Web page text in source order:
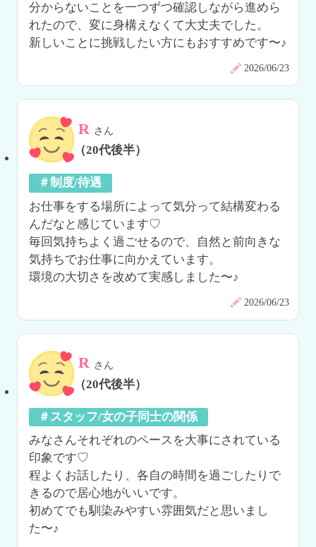
分からないことを一つずつ確認しながら進めら
れたので、変に身構えなくて大丈夫でした。
新しいことに挑戦したい方にもおすすめです〜♪
2026/06/23
R さん
（20代後半）
＃制度/待遇
お仕事をする場所によって気分って結構変わる
んだなと感じています♡
毎回気持ちよく過ごせるので、自然と前向きな
気持ちでお仕事に向かえています。
環境の大切さを改めて実感しました〜♪
2026/06/23
R さん
（20代後半）
＃スタッフ/女の子同士の関係
みなさんそれぞれのペースを大事にされている
印象です♡
程よくお話したり、各自の時間を過ごしたりで
きるので居心地がいいです。
初めてでも馴染みやすい雰囲気だと思いまし
た〜♪